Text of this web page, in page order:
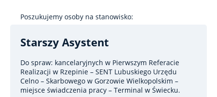
Poszukujemy osoby na stanowisko:
Starszy Asystent
Do spraw: kancelaryjnych w Pierwszym Referacie
Realizacji w Rzepinie – SENT Lubuskiego Urzędu
Celno – Skarbowego w Gorzowie Wielkopolskim –
miejsce świadczenia pracy – Terminal w Świecku.